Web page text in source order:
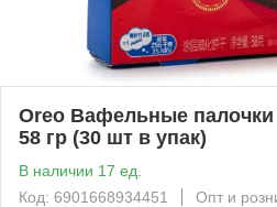
Oreo Вафельные
58 гр (30 шт в упак)
В наличии 17 ед.
Код: 6901668934451
Опт и